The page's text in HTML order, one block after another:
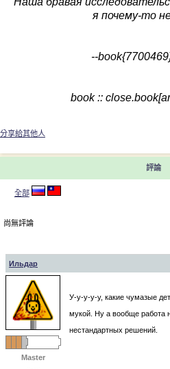
я почему-то
--
book ::
分享給其他人
評論
全部
尚無評論
Ильдар
Master
У-у-у-у-у, какие чумазые
мукой. Ну а вообще работа
нестандартных решений.